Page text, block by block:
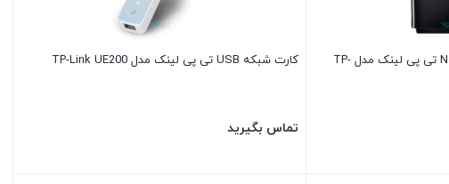
کارت شبکه USB وایرلس N150 تی پی لینک مدل TP-
کارت شبکه USB تی پی لینک مدل TP-Link UE200
تماس بگیرید